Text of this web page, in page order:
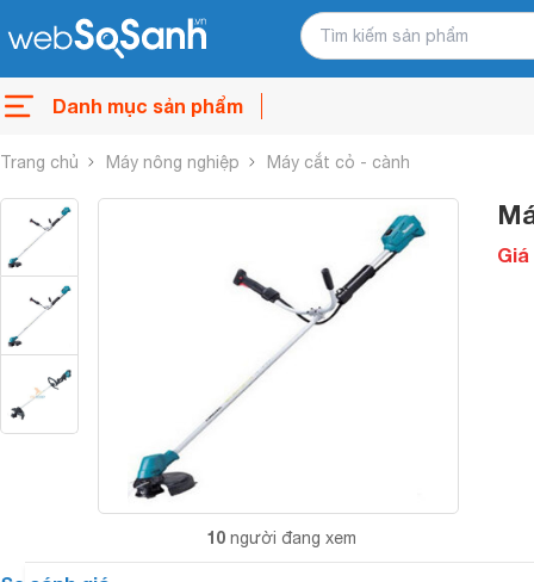
Danh mục sản phẩm
Trang chủ Máy nông nghiệp Máy cắt cỏ - cành
10 người đang xem
Giá